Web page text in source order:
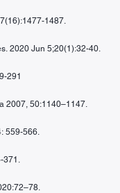
1487.
2020 Jun 5;20(1):32-40.
291
2007, 50:1140–1147.
559-566.
371.